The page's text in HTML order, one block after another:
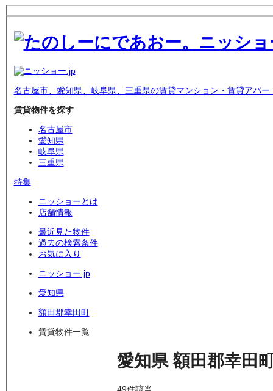
名古屋市、愛知県、岐阜県、三重県の賃貸マンション・賃貸アパー
賃貸物件を探す
名古屋市
愛知県
岐阜県
三重県
特集
ニッショーとは
店舗情報
最近見た物件
過去の検索条件
お気に入り
ニッショー.jp
愛知県
額田郡幸田町
賃貸物件一覧
愛知県額田郡幸田
49件該当